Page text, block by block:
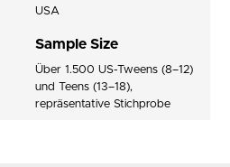
USA
Sample Size
Über 1.500 US-Tweens (8–12)
und Teens (13–18),
repräsentative Stichprobe